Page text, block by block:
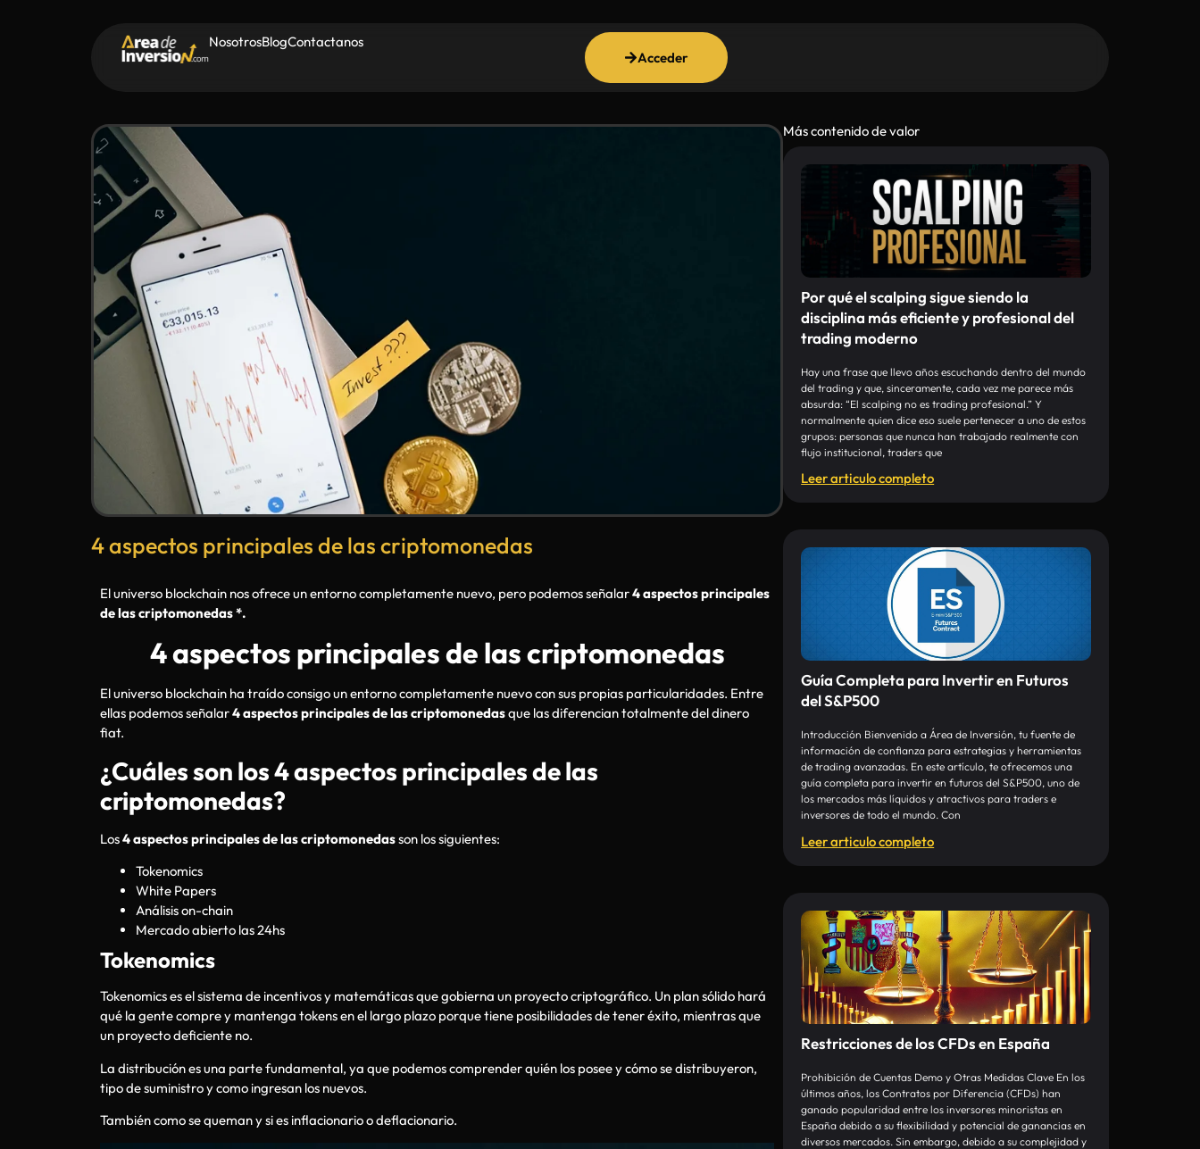
NosotrosBlogContactanos
Acceder
4 aspectos principales de las criptomonedas
El universo blockchain nos ofrece un entorno completamente nuevo, pero podemos señalar4 aspectos principales
de las criptomonedas *.
4 aspectos principales de las criptomonedas
El universo blockchain ha traído consigo un entorno completamente nuevo con sus propias particularidades. Entre
ellas podemos señalar4 aspectos principales de las criptomonedasque las diferencian totalmente del dinero
fiat.
¿Cuáles son los 4 aspectos principales de las
criptomonedas?
Los4 aspectos principales de las criptomonedasson los siguientes:
Tokenomics
White Papers
Análisis on-chain
Mercado abierto las 24hs
Tokenomics
Tokenomics es el sistema de incentivos y matemáticas que gobierna un proyecto criptográfico. Un plan sólido hará
qué la gente compre y mantenga tokens en el largo plazo porque tiene posibilidades de tener éxito, mientras que
un proyecto deficiente no.
La distribución es una parte fundamental, ya que podemos comprender quién los posee y cómo se distribuyeron,
tipo de suministro y como ingresan los nuevos.
También como se queman y si es inflacionario o deflacionario.
Más contenido de valor
Por qué el scalping sigue siendo la
disciplina más eficiente y profesional del
trading moderno
Hay una frase que llevo años escuchando dentro del mundo
del trading y que, sinceramente, cada vez me parece más
absurda: “El scalping no es trading profesional.” Y
normalmente quien dice eso suele pertenecer a uno de estos
grupos: personas que nunca han trabajado realmente con
flujo institucional, traders que
Leer articulo completo
Guía Completa para Invertir en Futuros
del S&P500
Introducción Bienvenido a Área de Inversión, tu fuente de
información de confianza para estrategias y herramientas
de trading avanzadas. En este artículo, te ofrecemos una
guía completa para invertir en futuros del S&P500, uno de
los mercados más líquidos y atractivos para traders e
inversores de todo el mundo. Con
Leer articulo completo
Restricciones de los CFDs en España
Prohibición de Cuentas Demo y Otras Medidas Clave En los
últimos años, los Contratos por Diferencia (CFDs) han
ganado popularidad entre los inversores minoristas en
España debido a su flexibilidad y potencial de ganancias en
diversos mercados. Sin embargo, debido a su complejidad y